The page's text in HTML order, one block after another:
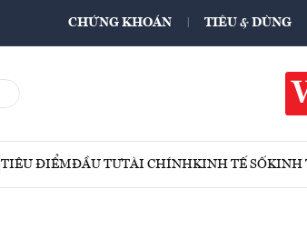
CHỨNG KHOÁN TIÊU & DÙNG
TIÊU ĐIỂMĐẦU TƯTÀI CHÍNHKINH TẾ SỐKINH